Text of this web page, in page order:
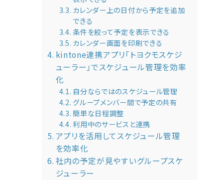
カレンダー上の日付から予定を追加
できる
条件を絞って予定を表示できる
カレンダー画面を印刷できる
kintone連携アプリ「トヨクモスケジ
ューラー」でスケジュール管理を効率
化
自分ならではのスケジュール管理
グループメンバー間で予定の共有
簡単な日程調整
利用中のサービスと連携
アプリを活用してスケジュール管理
を効率化
社内の予定が見やすいグループスケ
ジューラー